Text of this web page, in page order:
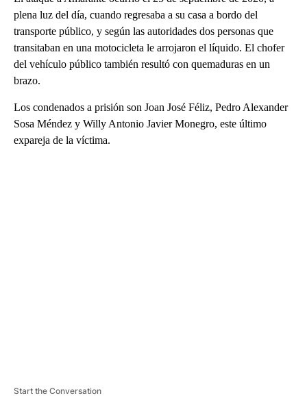
plena luz del día, cuando regresaba a su casa a bordo del
transporte público, y según las autoridades dos personas que
transitaban en una motocicleta le arrojaron el líquido. El chofer
del vehículo público también resultó con quemaduras en un
brazo.
Los condenados a prisión son Joan José Féliz, Pedro Alexander
Sosa Méndez y Willy Antonio Javier Monegro, este último
expareja de la víctima.
Start the Conversation